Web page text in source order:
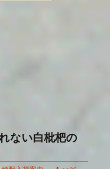
ない白枇杷の